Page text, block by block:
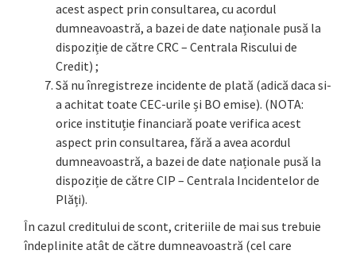
acest aspect prin consultarea, cu acordul
dumneavoastră, a bazei de date naționale pusă la
dispoziție de către CRC – Centrala Riscului de
Credit) ;
Să nu înregistreze incidente de plată (adică daca si-
a achitat toate CEC-urile și BO emise). (NOTA:
orice instituție financiară poate verifica acest
aspect prin consultarea, fără a avea acordul
dumneavoastră, a bazei de date naționale pusă la
dispoziție de către CIP – Centrala Incidentelor de
Plăți).
În cazul creditului de scont, criteriile de mai sus trebuie
îndeplinite atât de către dumneavoastră (cel care